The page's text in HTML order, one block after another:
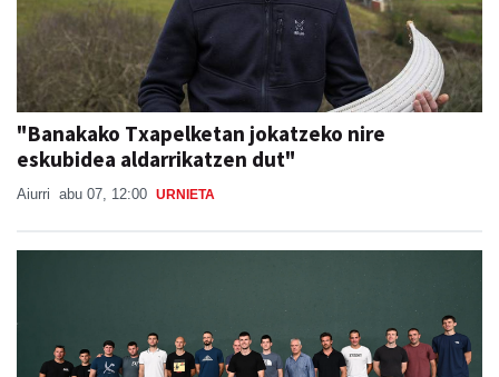
"Banakako Txapelketan jokatzeko nire
eskubidea aldarrikatzen dut"
Aiurri abu 07, 12:00 URNIETA